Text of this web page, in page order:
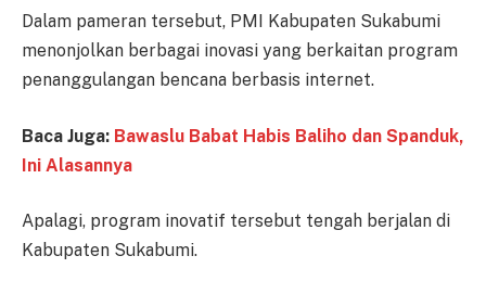
Dalam pameran tersebut, PMI Kabupaten Sukabumi
menonjolkan berbagai inovasi yang berkaitan program
penanggulangan bencana berbasis internet.
Baca Juga: Bawaslu Babat Habis Baliho dan Spanduk,
Ini Alasannya
Apalagi, program inovatif tersebut tengah berjalan di
Kabupaten Sukabumi.